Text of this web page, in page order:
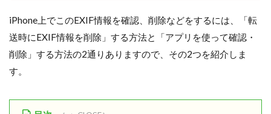
iPhone上でこのEXIF情報を確認、削除などをするには、「転
送時にEXIF情報を削除」する方法と「アプリを使って確認・
削除」する方法の2通りありますので、その2つを紹介しま
す。